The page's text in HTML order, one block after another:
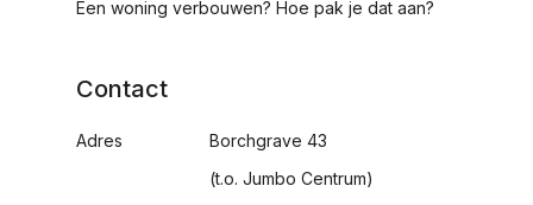
Een woning verbouwen? Hoe pak je dat aan?
Contact
Adres
Borchgrave 43
(t.o. Jumbo Centrum)